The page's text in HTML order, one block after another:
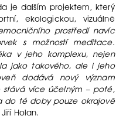
je dalším projektem, který
ekologickou, vizuálně
prostředí navíc
s možností meditace.
v jeho komplexu, nejen
jako takového, ale i jeho
dodává nový význam
stává více účelným – poté,
do té doby pouze okrajově
Holan.